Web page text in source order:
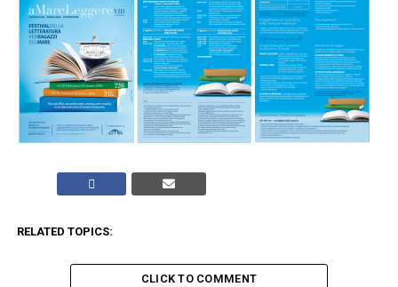
RELATED TOPICS:
CLICK TO COMMENT